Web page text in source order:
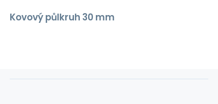
Kovový půlkruh 30 mm